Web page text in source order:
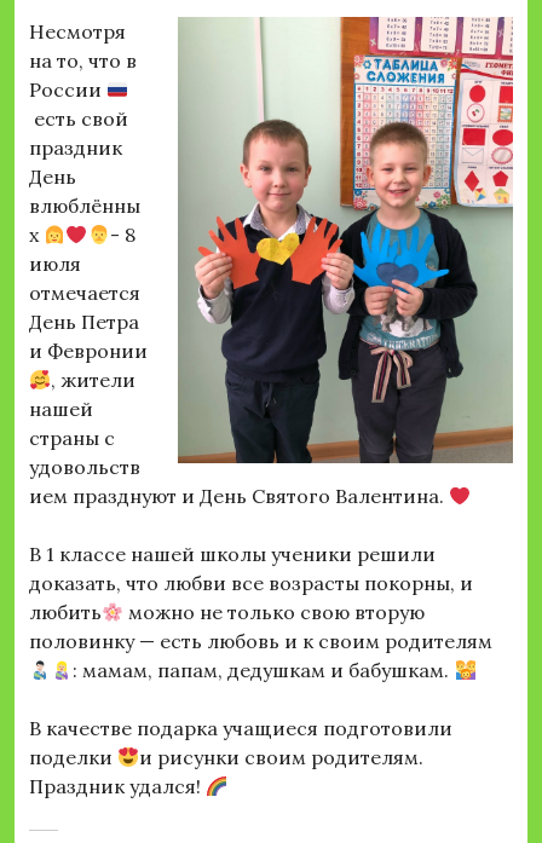
Несмотря
на то, что в
России
есть свой
праздник
День
влюблённы
х
- 8
июля
отмечается
День Петра
и Февронии
, жители
нашей
страны с
удовольств
ием празднуют и День Святого Валентина.
В 1 классе нашей школы ученики решили
доказать, что любви все возрасты покорны, и
любить
можно не только свою вторую
половинку — есть любовь и к своим родителям
: мамам, папам, дедушкам и бабушкам.
В качестве подарка учащиеся подготовили
поделки
и рисунки своим родителям.
Праздник удался!